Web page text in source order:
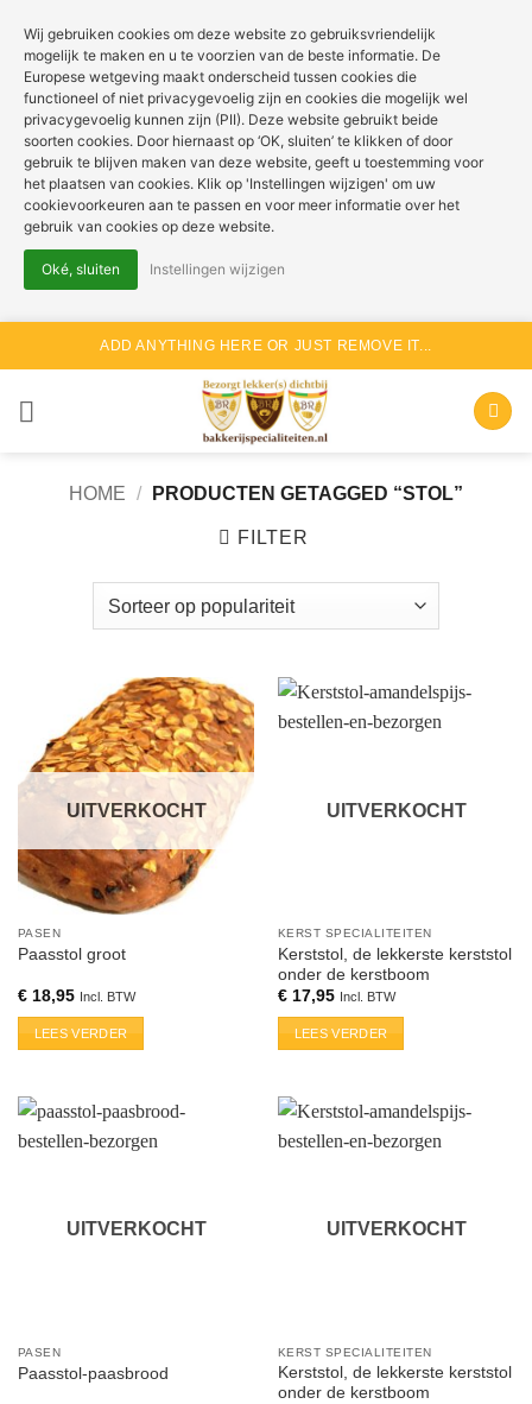
naar
ADD ANYTHING HERE OR JUST REMOVE IT...
HOME / PRODUCTEN GETAGGED “STOL”
FILTER
UITVERKOCHT
PASEN
Paasstol groot
€18,95 Incl. BTW
LEES VERDER
UITVERKOCHT
KERST SPECIALITEITEN
Kerststol, de lekkerste kerststol
onder de kerstboom
€17,95 Incl. BTW
LEES VERDER
UITVERKOCHT
PASEN
Paasstol-paasbrood
UITVERKOCHT
KERST SPECIALITEITEN
Kerststol, de lekkerste kerststol
onder de kerstboom
Wij gebruiken cookies om deze website zo gebruiksvriendelijk
mogelijk te maken en u te voorzien van de beste informatie. De
Europese wetgeving maakt onderscheid tussen cookies die
functioneel of niet privacygevoelig zijn en cookies die mogelijk wel
privacygevoelig kunnen zijn (PII). Deze website gebruikt beide
soorten cookies. Door hiernaast op ‘OK, sluiten’ te klikken of door
gebruik te blijven maken van deze website, geeft u toestemming voor
het plaatsen van cookies. Klik op 'Instellingen wijzigen' om uw
cookievoorkeuren aan te passen en voor meer informatie over het
gebruik van cookies op deze website.
Oké, sluiten Instellingen wijzigen